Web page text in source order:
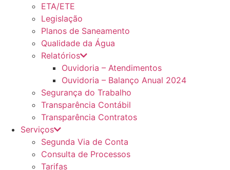
ETA/ETE
Legislação
Planos de Saneamento
Qualidade da Água
Relatórios
Ouvidoria – Atendimentos
Ouvidoria – Balanço Anual 2024
Segurança do Trabalho
Transparência Contábil
Transparência Contratos
Serviços
Segunda Via de Conta
Consulta de Processos
Tarifas